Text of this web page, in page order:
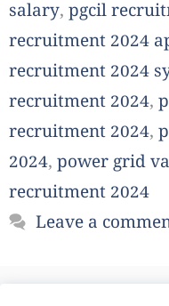
salary, pgcil
recruitment 2024
recruitment 2024
recruitment 2024,
recruitment 2024,
2024, power grid
recruitment 2024
Leave a